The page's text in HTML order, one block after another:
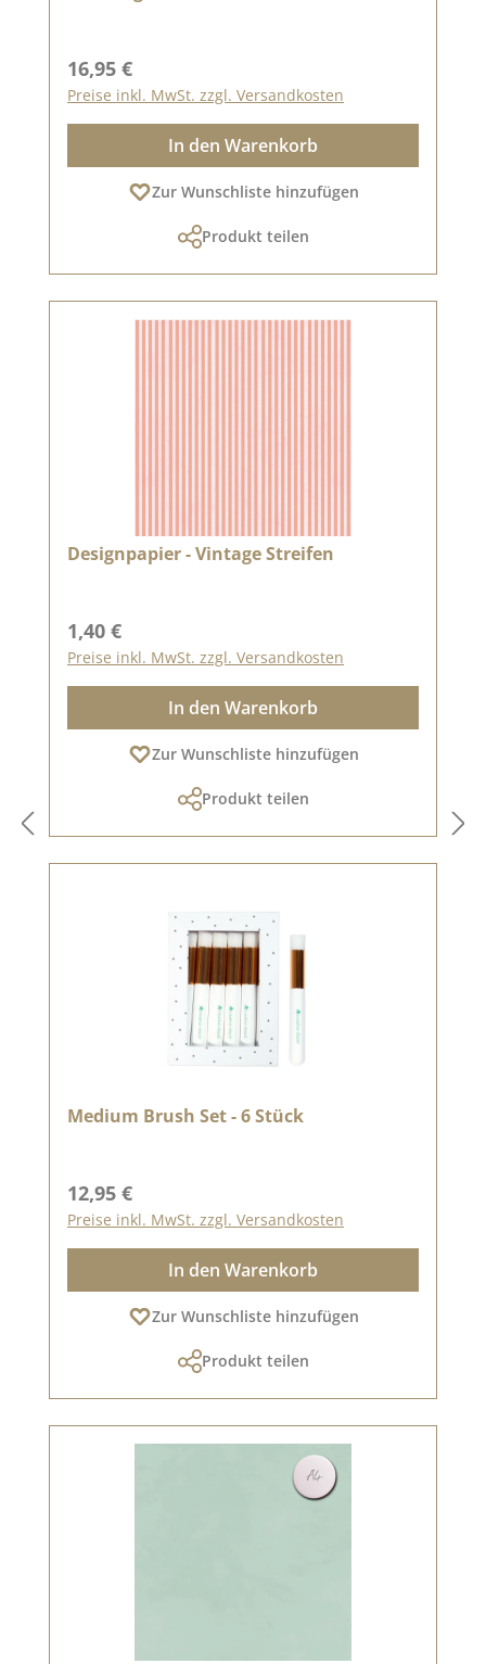
Regulärer Preis:
16,95 €
Preise inkl. MwSt. zzgl. Versandkosten
In den Warenkorb
Zur Wunschliste hinzufügen
Produkt teilen
Designpapier - Vintage Streifen
Regulärer Preis:
1,40 €
Preise inkl. MwSt. zzgl. Versandkosten
In den Warenkorb
Zur Wunschliste hinzufügen
Produkt teilen
Medium Brush Set - 6 Stück
Regulärer Preis:
12,95 €
Preise inkl. MwSt. zzgl. Versandkosten
In den Warenkorb
Zur Wunschliste hinzufügen
Produkt teilen